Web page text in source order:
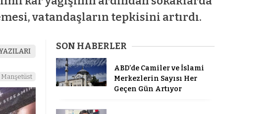
vatandaşların tepkisini artırdı.
Manşetüst
SON HABERLER
ABD’de Camiler ve İslami
Merkezlerin Sayısı Her
Geçen Gün Artıyor